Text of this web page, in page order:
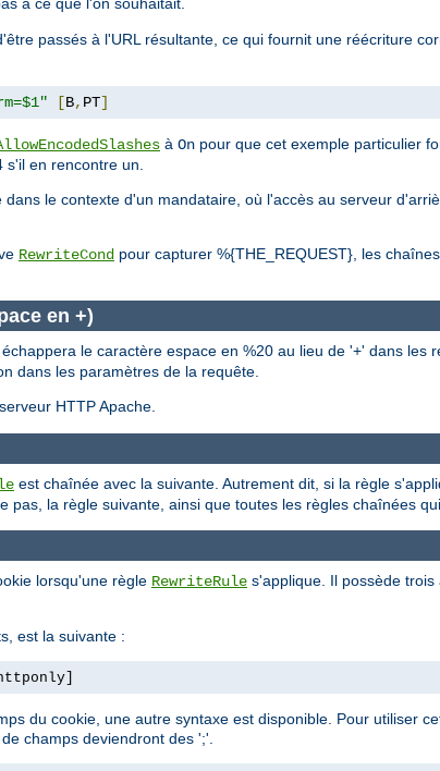
passés à l'URL résultante, ce qui fournit une réécriture
[B, PT]
à On pour que cet exemple particulier
en rencontre un.
le contexte d'un mandataire, où l'accès au serveur
RewriteCond pour capturer %{THE_REQUEST}, les
en +)
échappera le caractère espace en %20 au lieu de '+' dans les
dans les paramètres de la requête.
HTTP Apache.
est chaînée avec la suivante. Autrement dit, si la règle
la règle suivante, ainsi que toutes les règles chaînées
lorsqu'une règle RewriteRule s'applique. Il possède
est la suivante :
du cookie, une autre syntaxe est disponible. Pour utiliser
champs deviendront des ';'.